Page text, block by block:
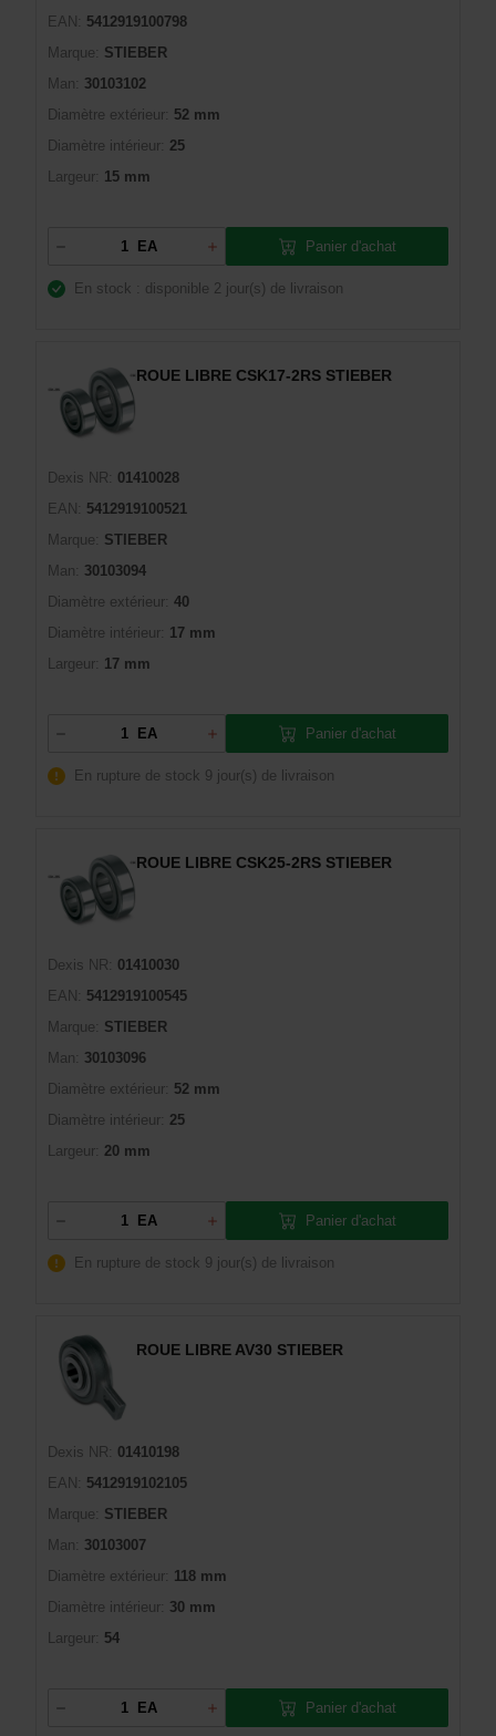
EAN:
5412919100798
Marque:
STIEBER
Man:
30103102
Diamètre extérieur: 52 mm
Diamètre intérieur: 25
Largeur: 15 mm
EA Panier d'achat
En stock : disponible 2 jour(s) de livraison
ROUE LIBRE CSK17-2RS STIEBER
Dexis NR:
01410028
EAN:
5412919100521
Marque:
STIEBER
Man:
30103094
Diamètre extérieur: 40
Diamètre intérieur: 17 mm
Largeur: 17 mm
EA Panier d'achat
En rupture de stock 9 jour(s) de livraison
ROUE LIBRE CSK25-2RS STIEBER
Dexis NR:
01410030
EAN:
5412919100545
Marque:
STIEBER
Man:
30103096
Diamètre extérieur: 52 mm
Diamètre intérieur: 25
Largeur: 20 mm
EA Panier d'achat
En rupture de stock 9 jour(s) de livraison
ROUE LIBRE AV30 STIEBER
Dexis NR:
01410198
EAN:
5412919102105
Marque:
STIEBER
Man:
30103007
Diamètre extérieur: 118 mm
Diamètre intérieur: 30 mm
Largeur: 54
EA Panier d'achat